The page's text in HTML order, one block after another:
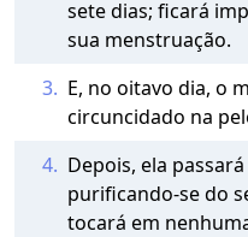
sete dias; ficará
sua menstruação.
3. E, no oitavo dia, o
circuncidado na
4. Depois, ela
purificando-se do
tocará em